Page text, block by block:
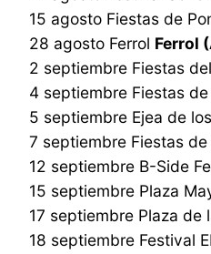
15 agosto Fiestas de
28 agosto Ferrol Ferrol
2 septiembre Fiestas
4 septiembre Fiestas
5 septiembre Ejea de
7 septiembre Fiestas
12 septiembre B-Side
15 septiembre Plaza
17 septiembre Plaza de
18 septiembre Festival